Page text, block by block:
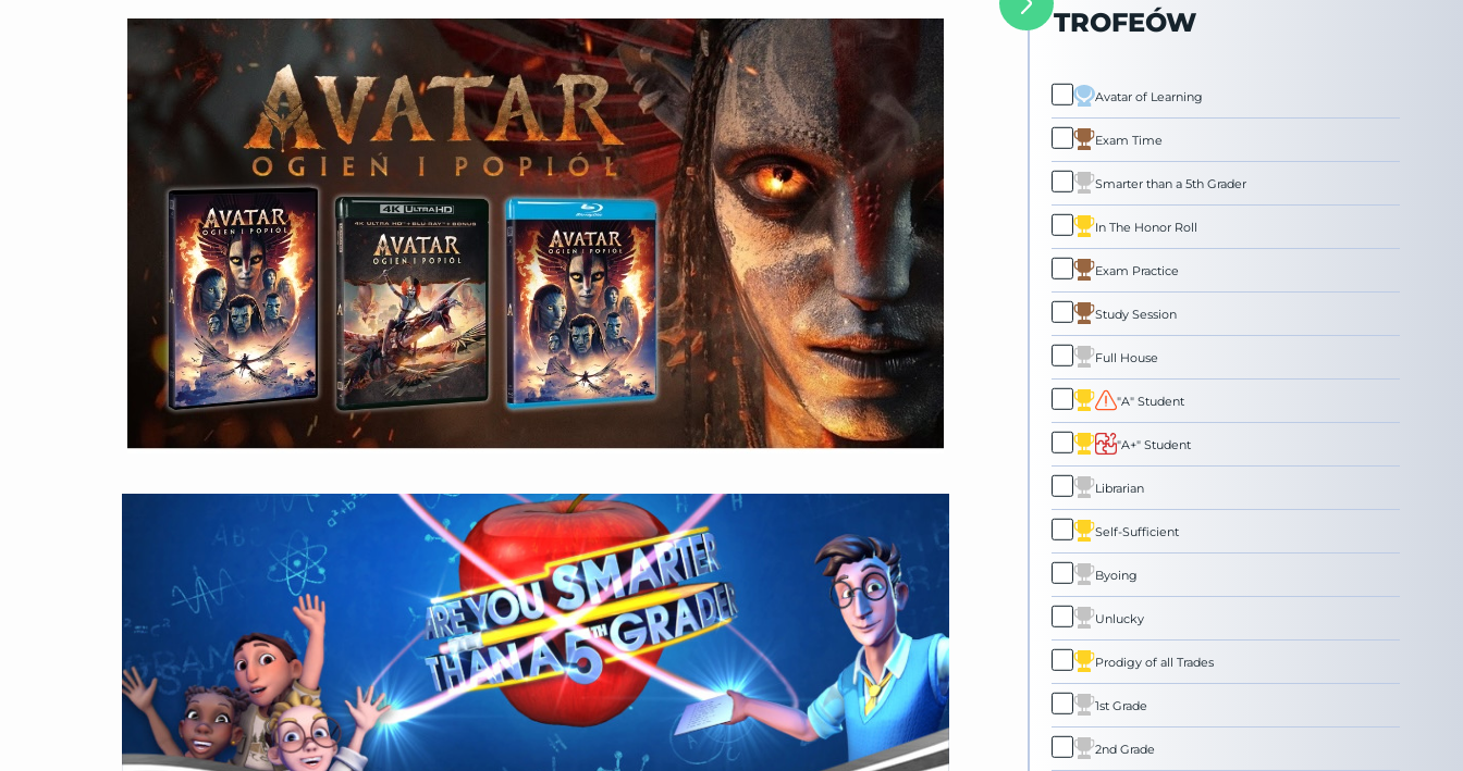
TROFEÓW
Avatar of Learning
Exam Time
Smarter than a 5th Grader
In The Honor Roll
Exam Practice
Study Session
Full House
"A" Student
"A+" Student
Librarian
Self-Sufficient
Byoing
Unlucky
Prodigy of all Trades
1st Grade
2nd Grade